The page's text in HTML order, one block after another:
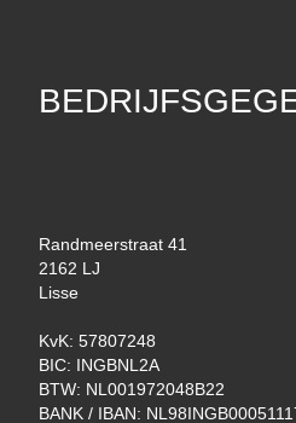
Randmeerstraat 41
2162 LJ
Lisse
KvK: 57807248
BIC: INGBNL2A
BTW: NL001972048B22
BANK / IBAN: